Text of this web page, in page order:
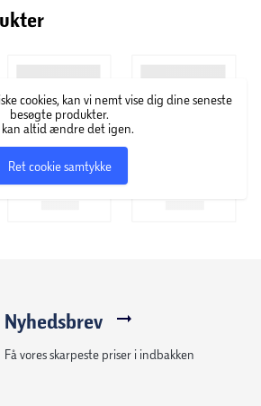
cookies, kan vi nemt vise dig dine seneste
besøgte produkter.
kan altid ændre det igen.
Ret cookie samtykke
Nyhedsbrev
Få vores skarpeste priser i indbakken